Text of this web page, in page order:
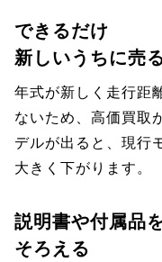
できるだけ
新しいうちに売
年式が新しく走行距
ないため、高価買取
デルが出ると、現行
大きく下がります。
説明書や付属品
そろえる